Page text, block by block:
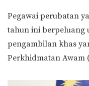
Pegawai perubatan
tahun ini berpeluang
pengambilan khas
Perkhidmatan Awam